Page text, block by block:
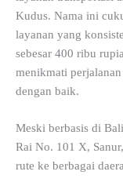
Kudus. Nama ini
layanan yang
sebesar 400 ribu
menikmati
dengan baik.
Meski berbasis di
Rai No. 101 X,
rute ke berbagai